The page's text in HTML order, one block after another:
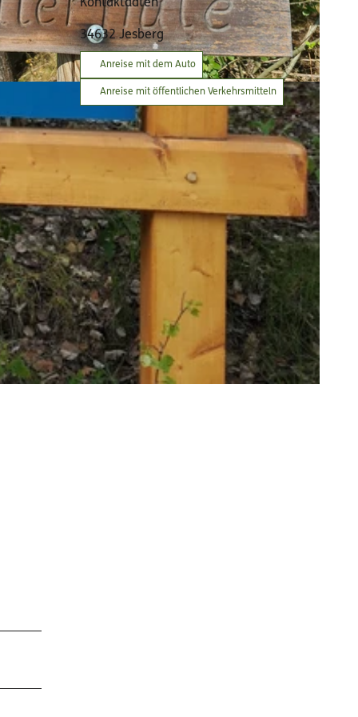
Kontaktdaten
34632Jesberg
Anreise mit dem Auto
Anreise mit öffentlichen Verkehrsmitteln